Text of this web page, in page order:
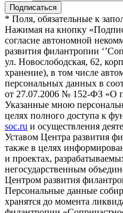
* Поля, обязательные к
Нажимая на кнопку
согласие автономной
развития филантропии
ул. Новослободская, 62,
хранение), в том числе
персональных данных в
от 27.07.2006 № 152-ФЗ «О
Указанные мною
целях полного доступа к
soc.ru и осуществления
Уставом Центра развития
также в целях
и проектах,
негосударственным
Центром развития
Персональные данные
хранятся до момента